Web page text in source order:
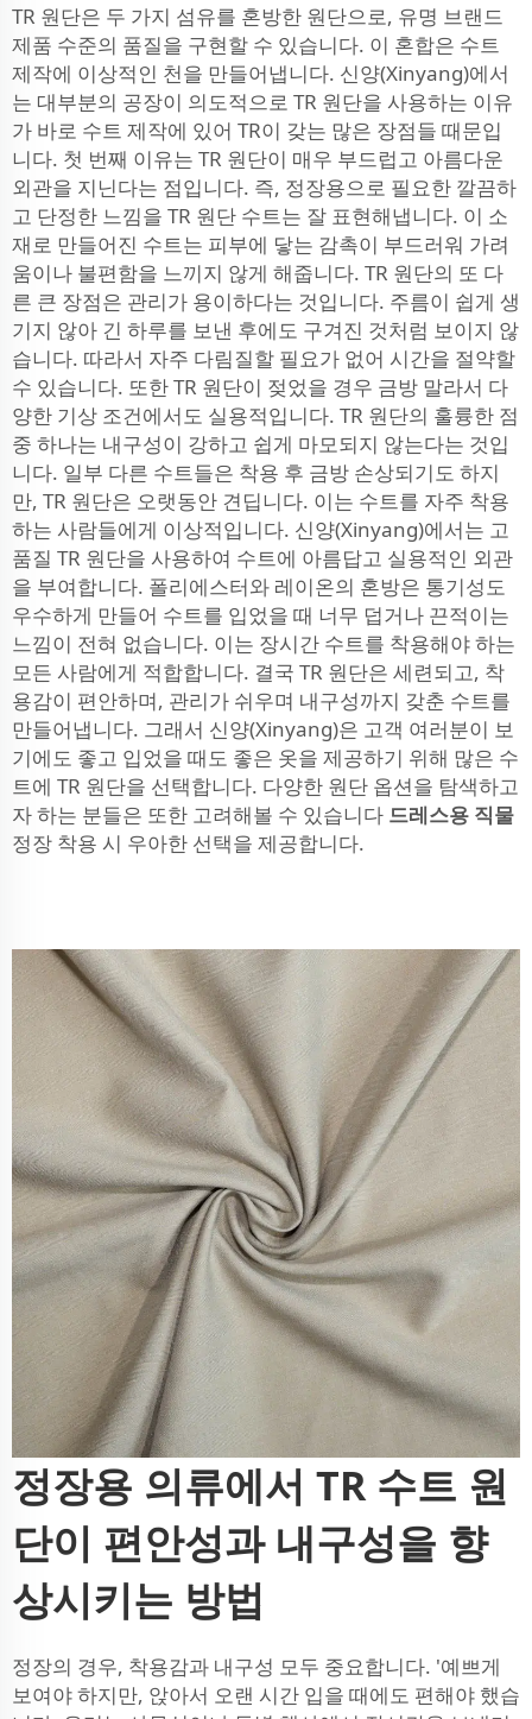
TR 원단은 두 가지 섬유를 혼방한 원단으로, 유명 브랜드
제품 수준의 품질을 구현할 수 있습니다. 이 혼합은 수트
제작에 이상적인 천을 만들어냅니다. 신양(Xinyang)에서
는 대부분의 공장이 의도적으로 TR 원단을 사용하는 이유
가 바로 수트 제작에 있어 TR이 갖는 많은 장점들 때문입
니다. 첫 번째 이유는 TR 원단이 매우 부드럽고 아름다운
외관을 지닌다는 점입니다. 즉, 정장용으로 필요한 깔끔하
고 단정한 느낌을 TR 원단 수트는 잘 표현해냅니다. 이 소
재로 만들어진 수트는 피부에 닿는 감촉이 부드러워 가려
움이나 불편함을 느끼지 않게 해줍니다. TR 원단의 또 다
른 큰 장점은 관리가 용이하다는 것입니다. 주름이 쉽게 생
기지 않아 긴 하루를 보낸 후에도 구겨진 것처럼 보이지 않
습니다. 따라서 자주 다림질할 필요가 없어 시간을 절약할
수 있습니다. 또한 TR 원단이 젖었을 경우 금방 말라서 다
양한 기상 조건에서도 실용적입니다. TR 원단의 훌륭한 점
중 하나는 내구성이 강하고 쉽게 마모되지 않는다는 것입
니다. 일부 다른 수트들은 착용 후 금방 손상되기도 하지
만, TR 원단은 오랫동안 견딥니다. 이는 수트를 자주 착용
하는 사람들에게 이상적입니다. 신양(Xinyang)에서는 고
품질 TR 원단을 사용하여 수트에 아름답고 실용적인 외관
을 부여합니다. 폴리에스터와 레이온의 혼방은 통기성도
우수하게 만들어 수트를 입었을 때 너무 덥거나 끈적이는
느낌이 전혀 없습니다. 이는 장시간 수트를 착용해야 하는
모든 사람에게 적합합니다. 결국 TR 원단은 세련되고, 착
용감이 편안하며, 관리가 쉬우며 내구성까지 갖춘 수트를
만들어냅니다. 그래서 신양(Xinyang)은 고객 여러분이 보
기에도 좋고 입었을 때도 좋은 옷을 제공하기 위해 많은 수
트에 TR 원단을 선택합니다. 다양한 원단 옵션을 탐색하고
자 하는 분들은 또한 고려해볼 수 있습니다 드레스용 직물
정장 착용 시 우아한 선택을 제공합니다.
정장용 의류에서 TR 수트 원
단이 편안성과 내구성을 향
상시키는 방법
정장의 경우, 착용감과 내구성 모두 중요합니다. '예쁘게
보여야 하지만, 앉아서 오랜 시간 입을 때에도 편해야 했습